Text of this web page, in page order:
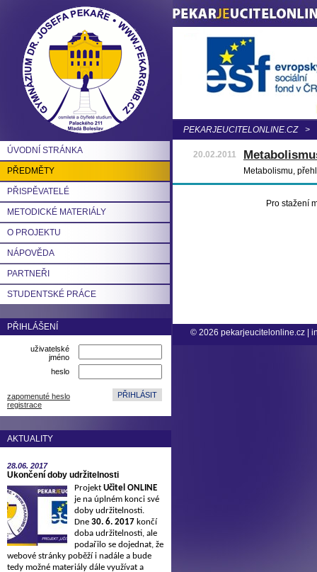
ÚVODNÍ STRÁNKA
PŘEDMĚTY
PŘISPĚVATELÉ
METODICKÉ MATERIÁLY
O PROJEKTU
NÁPOVĚDA
PARTNEŘI
STUDENTSKÉ PRÁCE
PŘIHLÁŠENÍ
uživatelské
jméno
heslo
zapomenuté heslo
registrace
AKTUALITY
28.06. 2017
Ukončení doby udržitelnosti
Projekt Učitel ONLINE
je na úplném konci své
doby udržitelnosti.
Dne 30. 6. 2017 končí
doba udržitelnosti, ale
podařilo se dojednat, že
webové stránky poběží i nadále a bude
tedy možné materiály dále využívat a
PEKARJEUCITELONLINE.CZ >
20.02.2011
Metabolismu,
Pro stažení
© 2026 pekarjeucitelonline.cz